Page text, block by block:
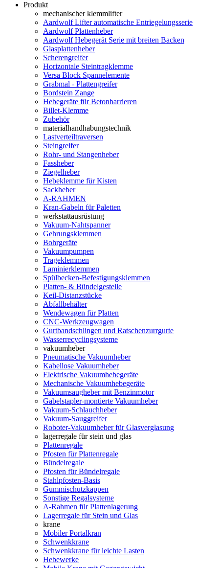
Produkt
mechanischer klemmlifter
Aardwolf Lifter automatische Entriegelungsserie
Aardwolf Plattenheber
Aardwolf Hebegerät Serie mit breiten Backen
Glasplattenheber
Scherengreifer
Horizontale Steintragklemme
Versa Block Spannelemente
Grabmal - Plattengreifer
Bordstein Zange
Hebegeräte für Betonbarrieren
Billet-Klemme
Zubehör
materialhandhabungstechnik
Lastverteiltraversen
Steingreifer
Rohr- und Stangenheber
Fassheber
Ziegelheber
Hebeklemme für Kisten
Sackheber
A-RAHMEN
Kran-Gabeln für Paletten
werkstattausrüstung
Vakuum-Nahtspanner
Gehrungsklemmen
Bohrgeräte
Vakuumpumpen
Trageklemmen
Laminierklemmen
Spülbecken-Befestigungsklemmen
Platten- & Bündelgestelle
Keil-Distanzstücke
Abfallbehälter
Wendewagen für Platten
CNC-Werkzeugwagen
Gurtbandschlingen und Ratschenzurrgurte
Wasserrecyclingsysteme
vakuumheber
Pneumatische Vakuumheber
Kabellose Vakuumheber
Elektrische Vakuumhebegeräte
Mechanische Vakuumhebegeräte
Vakuumsaugheber mit Benzinmotor
Gabelstapler-montierte Vakuumheber
Vakuum-Schlauchheber
Vakuum-Sauggreifer
Roboter-Vakuumheber für Glasverglasung
lagerregale für stein und glas
Plattenregale
Pfosten für Plattenregale
Bündelregale
Pfosten für Bündelregale
Stahlpfosten-Basis
Gummischutzkappen
Sonstige Regalsysteme
A-Rahmen für Plattenlagerung
Lagerregale für Stein und Glas
krane
Mobiler Portalkran
Schwenkkrane
Schwenkkrane für leichte Lasten
Hebewerke